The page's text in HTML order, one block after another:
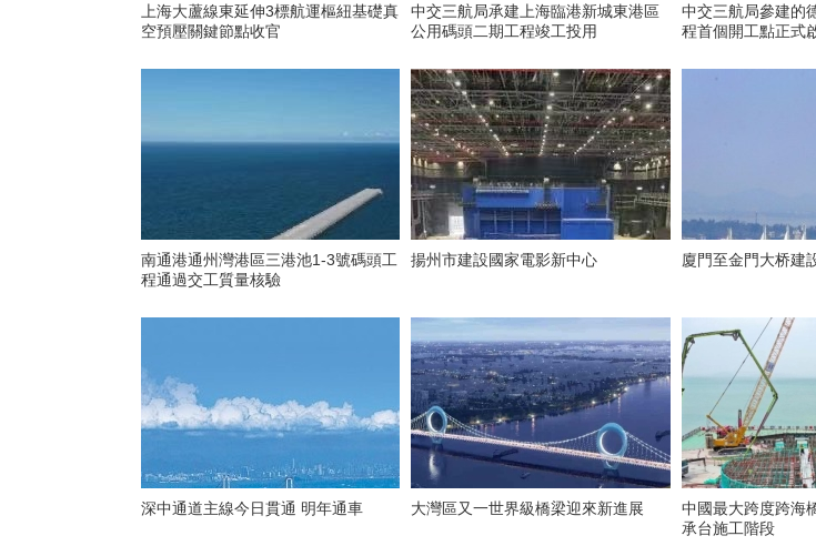
上海大蘆線東延伸3標航運樞紐基礎真
空預壓關鍵節點收官
中交三航局承建上海臨港新城東港區
公用碼頭二期工程竣工投用
中交三航局參建的
程首個開工點正式
南通港通州灣港區三港池1-3號碼頭工
程通過交工質量核驗
揚州市建設國家電影新中心 廈門至金門大桥建
深中通道主線今日貫通 明年通車 大灣區又一世界級橋梁迎來新進展
中國最大跨度跨海
承台施工階段